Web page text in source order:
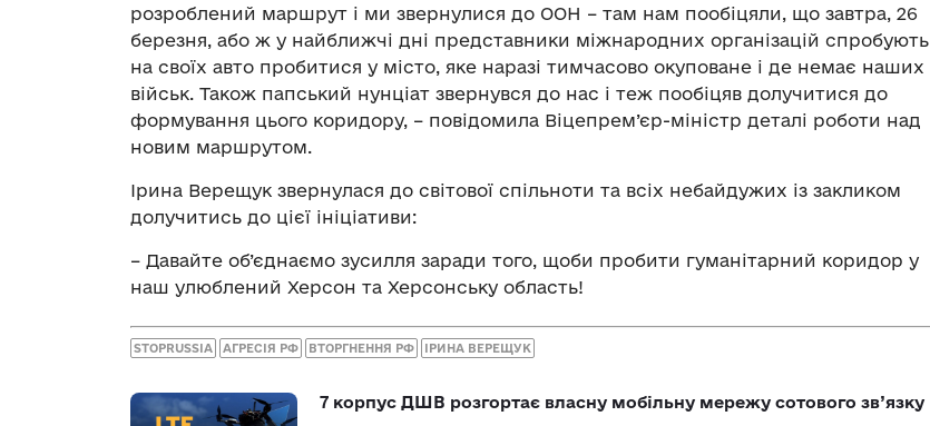
розроблений маршрут і ми звернулися до ООН – там нам пообіцяли, що завтра, 26
березня, або ж у найближчі дні представники міжнародних організацій спробують
на своїх авто пробитися у місто, яке наразі тимчасово окуповане і де немає наших
військ. Також папський нунціат звернувся до нас і теж пообіцяв долучитися до
формування цього коридору, – повідомила Віцепрем’єр-міністр деталі роботи над
новим маршрутом.
Ірина Верещук звернулася до світової спільноти та всіх небайдужих із закликом
долучитись до цієї ініціативи:
– Давайте об’єднаємо зусилля заради того, щоби пробити гуманітарний коридор у
наш улюблений Херсон та Херсонську область!
STOPRUSSIA АГРЕСІЯ РФ ВТОРГНЕННЯ РФ ІРИНА ВЕРЕЩУК
7 корпус ДШВ розгортає власну мобільну мережу сотового зв’язку